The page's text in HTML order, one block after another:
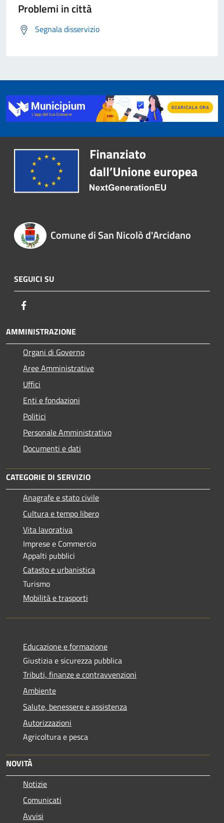
Problemi in città
Segnala disservizio
Comune di San Nicolò d'Arcidano
SEGUICI SU
AMMINISTRAZIONE
Organi di Governo
Aree Amministrative
Uffici
Enti e fondazioni
Politici
Personale Amministrativo
Documenti e dati
CATEGORIE DI SERVIZIO
Anagrafe e stato civile
Cultura e tempo libero
Vita lavorativa
Imprese e Commercio
Appalti pubblici
Catasto e urbanistica
Turismo
Mobilità e trasporti
Educazione e formazione
Giustizia e sicurezza pubblica
Tributi, finanze e contravvenzioni
Ambiente
Salute, benessere e assistenza
Autorizzazioni
Agricoltura e pesca
NOVITÀ
Notizie
Comunicati
Avvisi